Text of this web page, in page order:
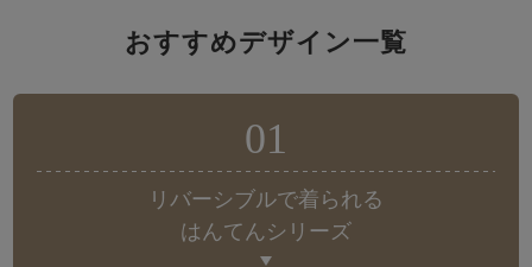
おすすめデザイン一覧
01
リバーシブルで着られる
はんてんシリーズ